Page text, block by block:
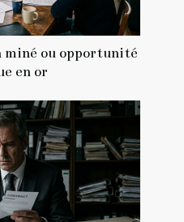
ou opportunité
en or